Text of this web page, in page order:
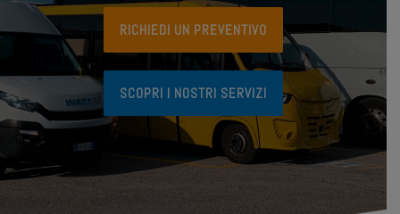
RICHIEDI UN PREVENTIVO
SCOPRI I NOSTRI SERVIZI